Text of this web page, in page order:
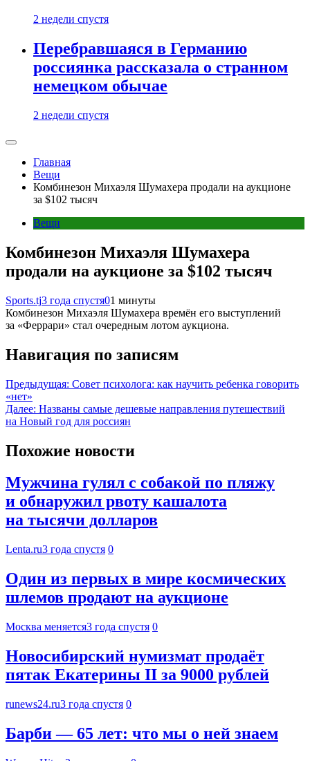
2 недели спустя
Перебравшаяся в Германию
россиянка рассказала о странном
немецком обычае
2 недели спустя
Главная
Вещи
Комбинезон Михаэля Шумахера продали на аукционе
за $102 тысяч
Вещи
Комбинезон Михаэля Шумахера
продали на аукционе за $102 тысяч
Sports.tj3 года спустя01 минуты
Комбинезон Михаэля Шумахера времён его выступлений
за «Феррари» стал очередным лотом аукциона.
Навигация по записям
Предыдущая: Совет психолога: как научить ребенка говорить
«нет»
Далее: Названы самые дешевые направления путешествий
на Новый год для россиян
Похожие новости
Мужчина гулял с собакой по пляжу
и обнаружил рвоту кашалота
на тысячи долларов
Lenta.ru3 года спустя 0
Один из первых в мире космических
шлемов продают на аукционе
Москва меняется3 года спустя 0
Новосибирский нумизмат продаёт
пятак Екатерины II за 9000 рублей
runews24.ru3 года спустя 0
Барби — 65 лет: что мы о ней знаем